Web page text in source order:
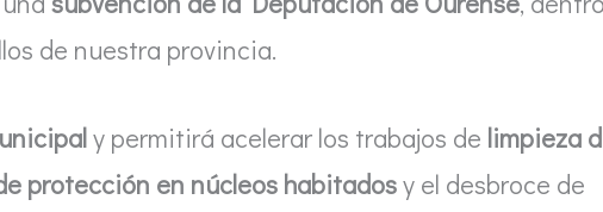
de nuestra provincia.
y permitirá acelerar los trabajos de limpieza
protección en núcleos habitadosy el desbroce de